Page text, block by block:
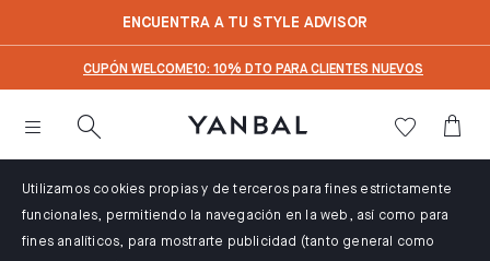
ENCUENTRA A TU STYLE ADVISOR
CUPÓN WELCOME10: 10% DTO PARA CLIENTES NUEVOS
Utilizamos cookies propias y de terceros para fines estrictamente
funcionales, permitiendo la navegación en la web, así como para
fines analíticos, para mostrarte publicidad (tanto general como